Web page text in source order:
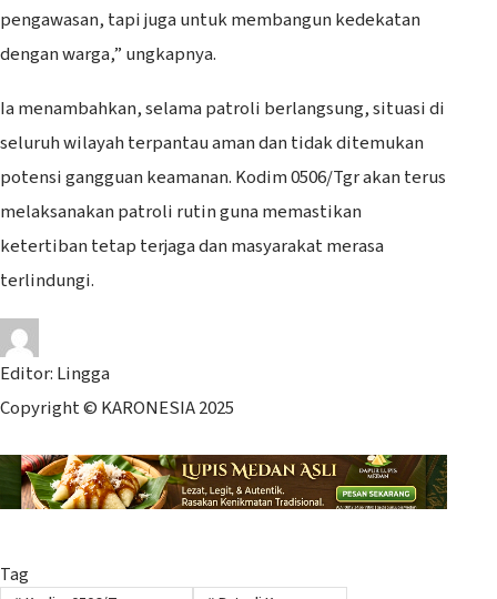
pengawasan, tapi juga untuk membangun kedekatan
dengan warga,” ungkapnya.
Ia menambahkan, selama patroli berlangsung, situasi di
seluruh wilayah terpantau aman dan tidak ditemukan
potensi gangguan keamanan. Kodim 0506/Tgr akan terus
melaksanakan patroli rutin guna memastikan
ketertiban tetap terjaga dan masyarakat merasa
terlindungi.
Editor: Lingga
Copyright © KARONESIA 2025
Tag